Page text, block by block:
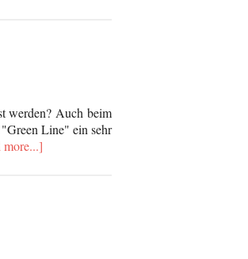
werden? Auch beim
Line" ein sehr
more...]